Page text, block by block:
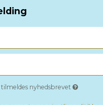
tilmeldes nyhedsbrevet